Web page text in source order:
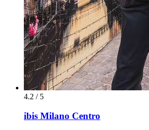
4.2 / 5
ibis Milano Centro